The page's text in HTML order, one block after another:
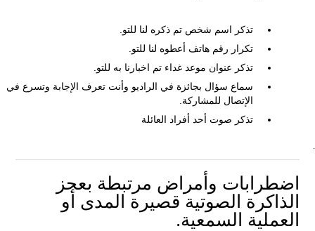
تذكر اسم شخص تم ذكره لنا للتو.
تكرار رقم هاتف أعطوه لنا للتو.
تذكر عنوان موعد غداء تم اخبارنا به للتو.
سماع سؤال بجائزة في الراديو وأنت تعرف الإجابة وتسرع في
الإتصال للمشاركة.
تذكر صوت أحد أفراد العائلة
.
اضطرابات وأمراض مرتبطة بعجز
الذاكرة الصوتية قصيرة المدى أو
العملية السمعية.